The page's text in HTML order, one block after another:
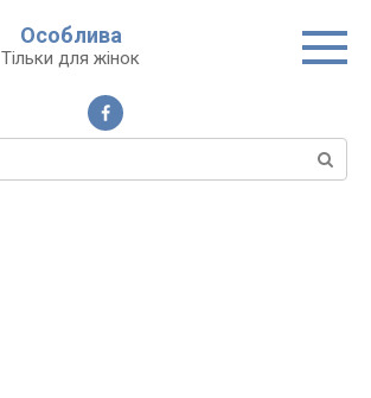
Особлива
Тільки для жінок